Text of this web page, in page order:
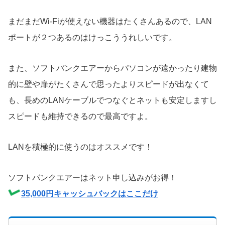
まだまだWi-Fiが使えない機器はたくさんあるので、LAN
ポートが２つあるのはけっこううれしいです。
また、ソフトバンクエアーからパソコンが遠かったり建物
的に壁や扉がたくさんで思ったよりスピードが出なくて
も、長めのLANケーブルでつなぐとネットも安定しますし
スピードも維持できるので最高ですよ。
LANを積極的に使うのはオススメです！
ソフトバンクエアーはネット申し込みがお得！
35,000円キャッシュバックはここだけ